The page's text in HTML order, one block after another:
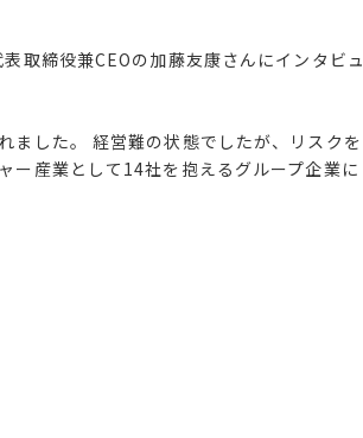
表取締役兼CEOの加藤友康さんにインタビュ
ました。 経営難の状態でしたが、リスクを
ー産業として14社を抱えるグループ企業に